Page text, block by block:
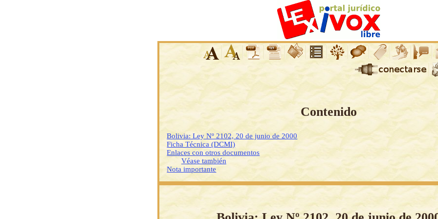
Contenido
Bolivia: Ley Nº 2102, 20 de junio de 2000
Ficha Técnica (DCMI)
Enlaces con otros documentos
Véase también
Nota importante